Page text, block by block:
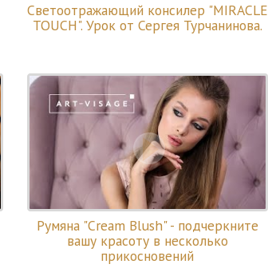
Светоотражающий консилер "MIRACLE
TOUCH". Урок от Сергея Турчанинова.
Румяна "Cream Blush" - подчеркните
вашу красоту в несколько
прикосновений